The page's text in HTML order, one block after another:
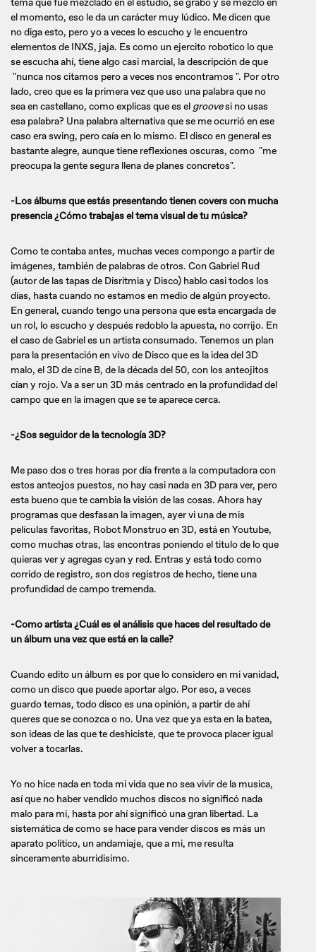
el momento, eso le da un carácter muy lúdico. Me dicen que
no diga esto, pero yo a veces lo escucho y le encuentro
elementos de INXS, jaja. Es como un ejercito robotico lo que
se escucha ahí, tiene algo casi marcial, la descripción de que
"nunca nos citamos pero a veces nos encontramos ". Por otro
lado, creo que es la primera vez que uso una palabra que no
sea en castellano, como explicas que es el groovesi no usas
esa palabra? Una palabra alternativa que se me ocurrió en ese
caso era swing, pero caía en lo mismo. El disco en general es
bastante alegre, aunque tiene reflexiones oscuras, como "me
preocupa la gente segura llena de planes concretos".
-Los álbums que estás presentando tienen covers con mucha
presencia ¿Cómo trabajas el tema visual de tu música?
Como te contaba antes, muchas veces compongo a partir de
imágenes, también de palabras de otros. Con Gabriel Rud
(autor de las tapas de Disritmia y Disco) hablo casi todos los
días, hasta cuando no estamos en medio de algún proyecto.
En general, cuando tengo una persona que esta encargada de
un rol, lo escucho y después redoblo la apuesta, no corrijo. En
el caso de Gabriel es un artista consumado. Tenemos un plan
para la presentación en vivo de Disco que es la idea del 3D
malo, el 3D de cine B, de la década del 50, con los anteojitos
cían y rojo. Va a ser un 3D más centrado en la profundidad del
campo que en la imagen que se te aparece cerca.
-¿Sos seguidor de la tecnología 3D?
Me paso dos o tres horas por día frente a la computadora con
estos anteojos puestos, no hay casi nada en 3D para ver, pero
esta bueno que te cambia la visión de las cosas. Ahora hay
programas que desfasan la imagen, ayer vi una de mis
películas favoritas, Robot Monstruo en 3D, está en Youtube,
como muchas otras, las encontras poniendo el titulo de lo que
quieras ver y agregas cyan y red. Entras y está todo como
corrido de registro, son dos registros de hecho, tiene una
profundidad de campo tremenda.
-Como artista ¿Cuál es el análisis que haces del resultado de
un álbum una vez que está en la calle?
Cuando edito un álbum es por que lo considero en mi vanidad,
como un disco que puede aportar algo. Por eso, a veces
guardo temas, todo disco es una opinión, a partir de ahí
queres que se conozca o no. Una vez que ya esta en la batea,
son ideas de las que te deshiciste, que te provoca placer igual
volver a tocarlas.
Yo no hice nada en toda mi vida que no sea vivir de la musica,
así que no haber vendido muchos discos no significó nada
malo para mi, hasta por ahí significó una gran libertad. La
sistemática de como se hace para vender discos es más un
aparato político, un andamiaje, que a mi, me resulta
sinceramente aburridisimo.